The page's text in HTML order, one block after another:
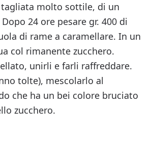
tagliata molto sottile, di un
24 ore pesare gr. 400 di
di rame a caramellare. In un
col rimanente zucchero.
unirli e farli raffreddare.
tolte), mescolarlo al
che ha un bei colore bruciato
zucchero.